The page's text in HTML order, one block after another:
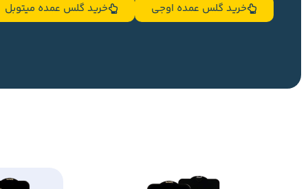
خرید گلس عمده اوجی
خرید گلس عمده میتوبل